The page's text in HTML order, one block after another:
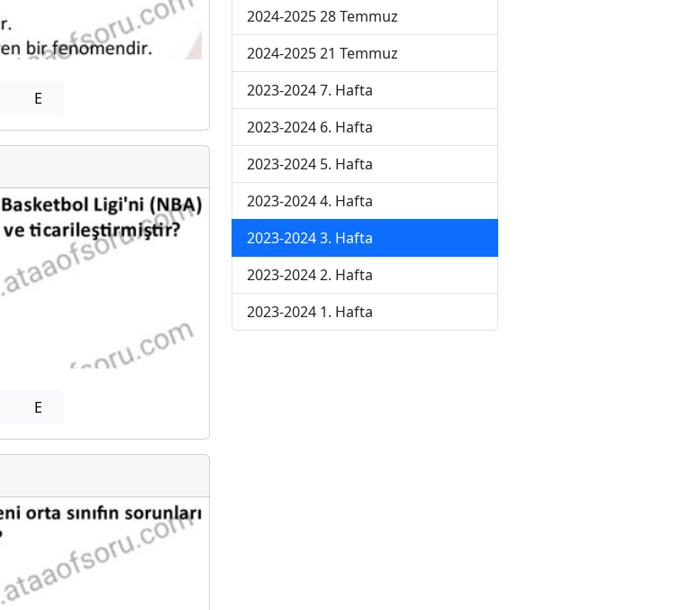
E
E
2024-2025 28 Temmuz
2024-2025 21 Temmuz
2023-2024 7. Hafta
2023-2024 6. Hafta
2023-2024 5. Hafta
2023-2024 4. Hafta
2023-2024 3. Hafta
2023-2024 2. Hafta
2023-2024 1. Hafta